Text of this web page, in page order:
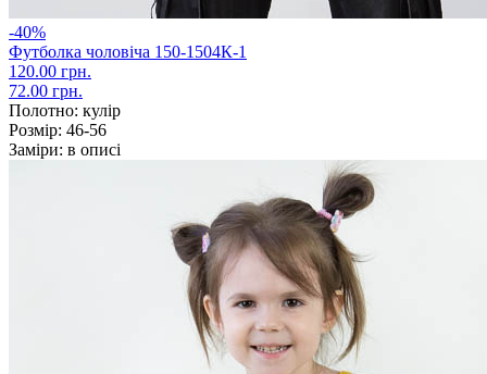
-40%
Футболка чоловіча 150-1504К-1
120.00 грн.
72.00 грн.
Полотно: кулір
Розмір: 46-56
Заміри: в описі